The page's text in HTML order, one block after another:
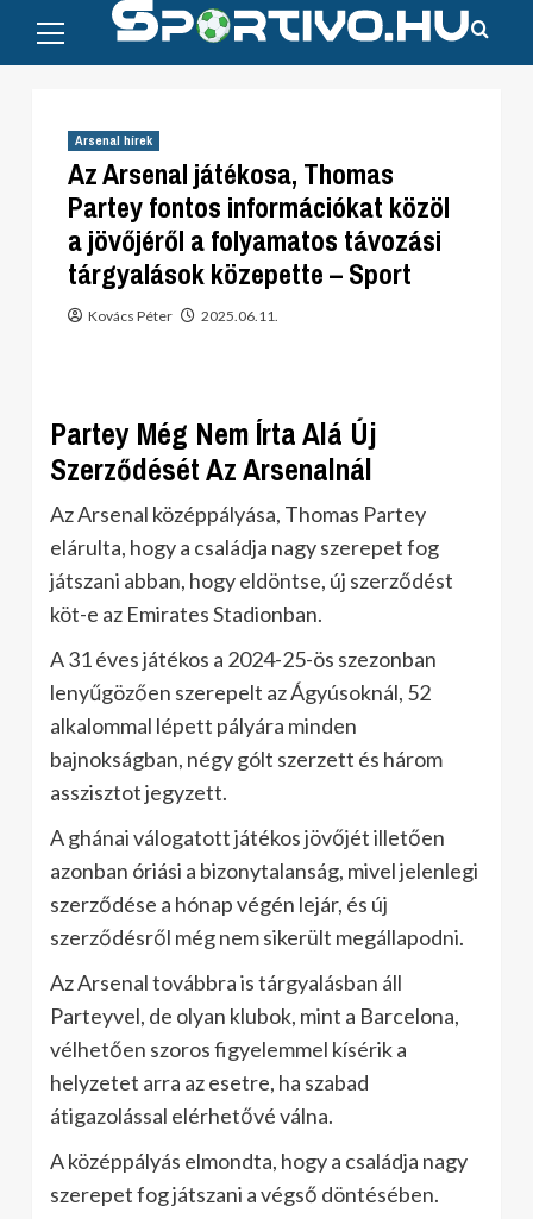
content
Menu
Arsenal hírek
Az Arsenal játékosa, Thomas
Partey fontos információkat közöl
a jövőjéről a folyamatos távozási
tárgyalások közepette – Sport
Kovács Péter 2025.06.11.
Partey Még Nem Írta Alá Új
Szerződését Az Arsenalnál
Az Arsenal középpályása, Thomas Partey
elárulta, hogy a családja nagy szerepet fog
játszani abban, hogy eldöntse, új szerződést
köt-e az Emirates Stadionban.
A 31 éves játékos a 2024-25-ös szezonban
lenyűgözően szerepelt az Ágyúsoknál, 52
alkalommal lépett pályára minden
bajnokságban, négy gólt szerzett és három
asszisztot jegyzett.
A ghánai válogatott játékos jövőjét illetően
azonban óriási a bizonytalanság, mivel jelenlegi
szerződése a hónap végén lejár, és új
szerződésről még nem sikerült megállapodni.
Az Arsenal továbbra is tárgyalásban áll
Parteyvel, de olyan klubok, mint a Barcelona,
vélhetően szoros figyelemmel kísérik a
helyzetet arra az esetre, ha szabad
átigazolással elérhetővé válna.
A középpályás elmondta, hogy a családja nagy
szerepet fog játszani a végső döntésében.